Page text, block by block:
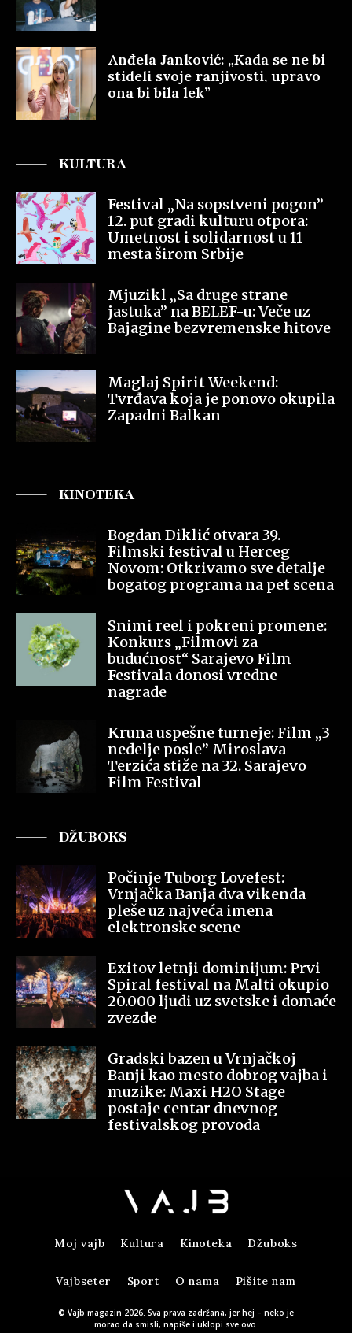
Anđela Janković: „Kada se ne bi
stideli svoje ranjivosti, upravo
ona bi bila lek”
KULTURA
Festival „Na sopstveni pogon”
12. put gradi kulturu otpora:
Umetnost i solidarnost u 11
mesta širom Srbije
Mjuzikl „Sa druge strane
jastuka” na BELEF-u: Veče uz
Bajagine bezvremenske hitove
Maglaj Spirit Weekend:
Tvrđava koja je ponovo okupila
Zapadni Balkan
KINOTEKA
Bogdan Diklić otvara 39.
Filmski festival u Herceg
Novom: Otkrivamo sve detalje
bogatog programa na pet scena
Snimi reel i pokreni promene:
Konkurs „Filmovi za
budućnost“ Sarajevo Film
Festivala donosi vredne
nagrade
Kruna uspešne turneje: Film „3
nedelje posle” Miroslava
Terzića stiže na 32. Sarajevo
Film Festival
DŽUBOKS
Počinje Tuborg Lovefest:
Vrnjačka Banja dva vikenda
pleše uz najveća imena
elektronske scene
Exitov letnji dominijum: Prvi
Spiral festival na Malti okupio
20.000 ljudi uz svetske i domaće
zvezde
Gradski bazen u Vrnjačkoj
Banji kao mesto dobrog vajba i
muzike: Maxi H2O Stage
postaje centar dnevnog
festivalskog provoda
Moj vajb Kultura Kinoteka Džuboks
Vajbseter Sport O nama Pišite nam
© Vajb magazin 2026. Sva prava zadržana, jer hej – neko je
morao da smisli, napiše i uklopi sve ovo.